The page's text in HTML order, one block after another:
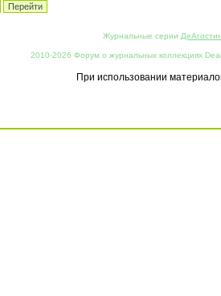
Журнальные серии
2010-2026 Форум о журнальных коллекциях
При использовании